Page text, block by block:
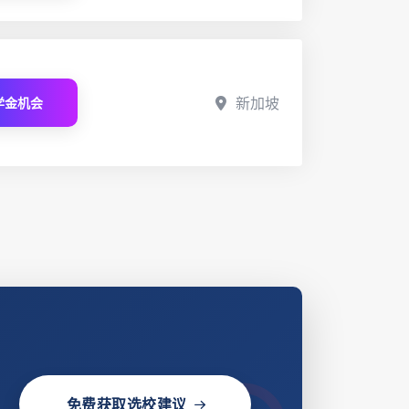
金机会 新加坡
免费获取选校建议